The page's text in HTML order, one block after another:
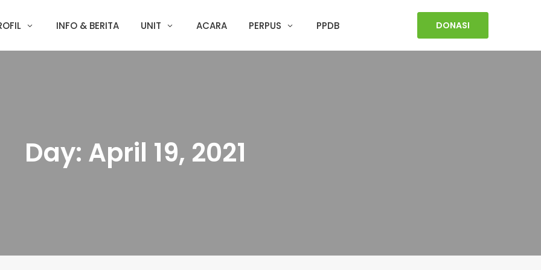
INFO & BERITA UNIT ACARA PERPUS PPDB DONASI
Day: April 19, 2021